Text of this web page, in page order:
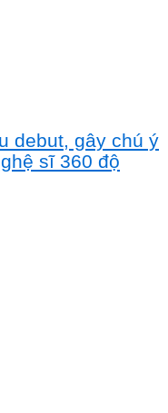
debut, gây chú ý
sĩ 360 độ